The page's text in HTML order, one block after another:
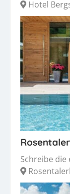
Hotel
Schreibe